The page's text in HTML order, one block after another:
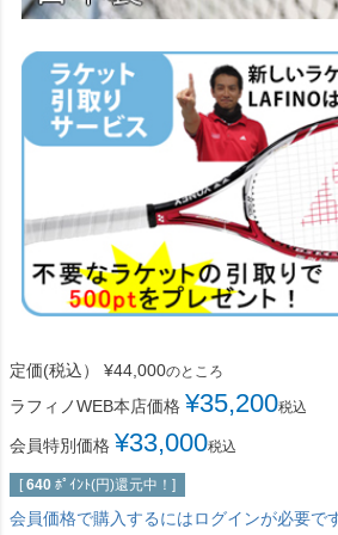
定価(税込） ¥44,000のところ
ラフィノWEB本店価格 ¥35,200税込
会員特別価格 ¥33,000税込
[ 640 ﾎﾟｲﾝﾄ(円)還元中！]
会員価格で購入するにはログインが必要です